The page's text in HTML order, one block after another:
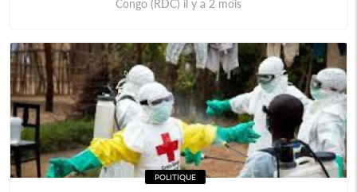
Congo (RDC) il y a 2 mois
POLITIQUE